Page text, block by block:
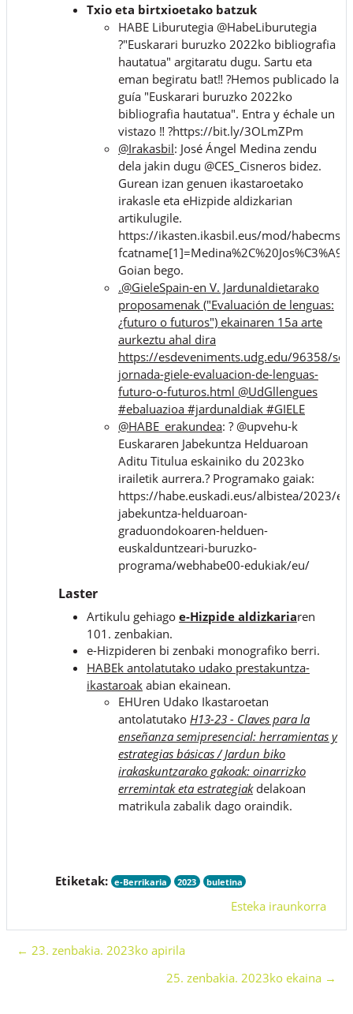
Txio eta birtxioetako batzuk
HABE Liburutegia @HabeLiburutegia
?"Euskarari buruzko 2022ko bibliografia
hautatua" argitaratu dugu. Sartu eta
eman begiratu bat‼️ ?Hemos publicado la
guía "Euskarari buruzko 2022ko
bibliografia hautatua". Entra y échale un
vistazo ‼️ ?https://bit.ly/3OLmZPm
@Irakasbil: José Ángel Medina zendu
dela jakin dugu @CES_Cisneros bidez.
Gurean izan genuen ikastaroetako
irakasle eta eHizpide aldizkarian
artikulugile.
https://ikasten.ikasbil.eus/mod/habecms/
Goian bego.
.@GieleSpain-en V. Jardunaldietarako
proposamenak ("Evaluación de lenguas:
¿futuro o futuros") ekainaren 15a arte
aurkeztu ahal dira
https://esdeveniments.udg.edu/96358/
jornada-giele-evaluacion-de-lenguas-
futuro-o-futuros.html @UdGllengues
#ebaluazioa #jardunaldiak #GIELE
@HABE_erakundea: ? @upvehu-k
Euskararen Jabekuntza Helduaroan
Aditu Titulua eskainiko du 2023ko
irailetik aurrera.? Programako gaiak:
https://habe.euskadi.eus/albistea/2023/
jabekuntza-helduaroan-
graduondokoaren-helduen-
euskalduntzeari-buruzko-
programa/webhabe00-edukiak/eu/
Laster
Artikulu gehiago e-Hizpide aldizkariaren
101. zenbakian.
e-Hizpideren bi zenbaki monografiko berri.
HABEk antolatutako udako prestakuntza-
ikastaroak abian ekainean.
EHUren Udako Ikastaroetan
antolatutako H13-23 - Claves para la
enseñanza semipresencial: herramientas y
estrategias básicas / Jardun biko
irakaskuntzarako gakoak: oinarrizko
erremintak eta estrategiak delakoan
matrikula zabalik dago oraindik.
Etiketak: e-Berrikaria 2023 buletina
Esteka iraunkorra
← 23. zenbakia. 2023ko apirila
25. zenbakia. 2023ko ekaina →